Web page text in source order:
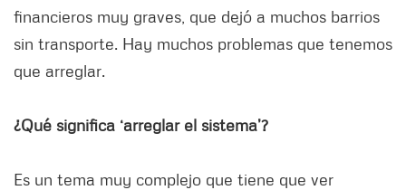
financieros muy graves, que dejó a muchos barrios
sin transporte. Hay muchos problemas que tenemos
que arreglar.
¿Qué significa ‘arreglar el sistema’?
Es un tema muy complejo que tiene que ver